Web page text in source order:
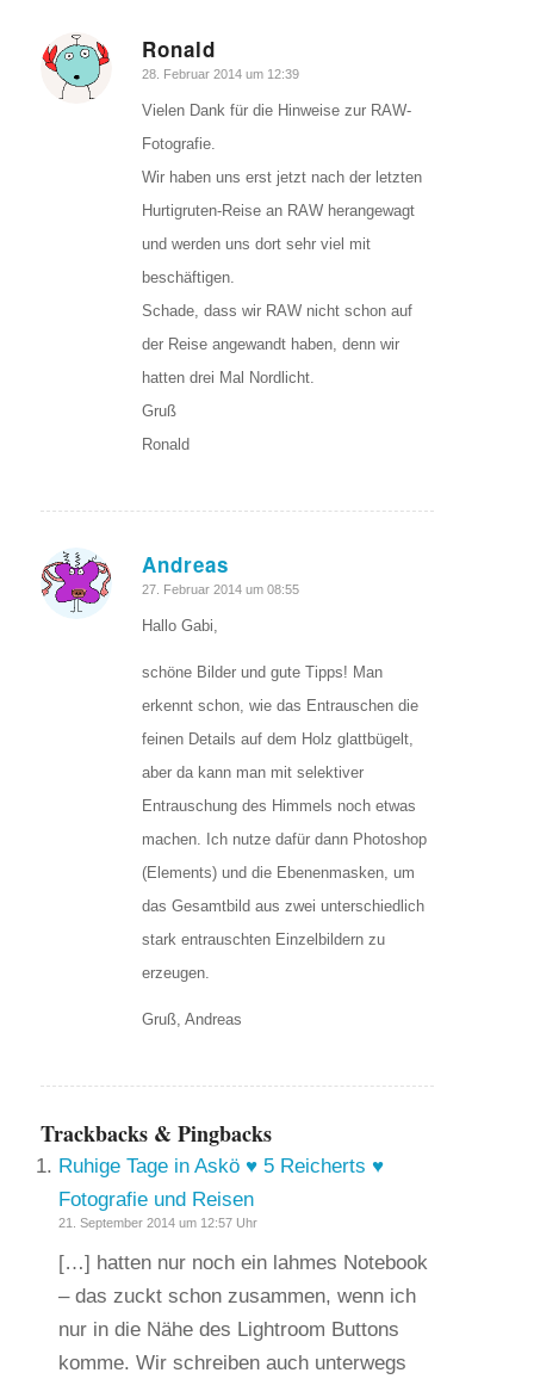
Ronald
sagte:
28. Februar 2014 um 12:39
Vielen Dank für die Hinweise zur RAW-
Fotografie.
Wir haben uns erst jetzt nach der letzten
Hurtigruten-Reise an RAW herangewagt
und werden uns dort sehr viel mit
beschäftigen.
Schade, dass wir RAW nicht schon auf
der Reise angewandt haben, denn wir
hatten drei Mal Nordlicht.
Gruß
Ronald
Andreas
sagte:
27. Februar 2014 um 08:55
Hallo Gabi,
schöne Bilder und gute Tipps! Man
erkennt schon, wie das Entrauschen die
feinen Details auf dem Holz glattbügelt,
aber da kann man mit selektiver
Entrauschung des Himmels noch etwas
machen. Ich nutze dafür dann Photoshop
(Elements) und die Ebenenmasken, um
das Gesamtbild aus zwei unterschiedlich
stark entrauschten Einzelbildern zu
erzeugen.
Gruß, Andreas
Trackbacks & Pingbacks
Ruhige Tage in Askö ♥ 5 Reicherts ♥
Fotografie und Reisen
21. September 2014 um 12:57 Uhr
[…] hatten nur noch ein lahmes Notebook
– das zuckt schon zusammen, wenn ich
nur in die Nähe des Lightroom Buttons
komme. Wir schreiben auch unterwegs